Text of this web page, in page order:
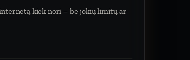
kiek nori – be jokių limitų ar